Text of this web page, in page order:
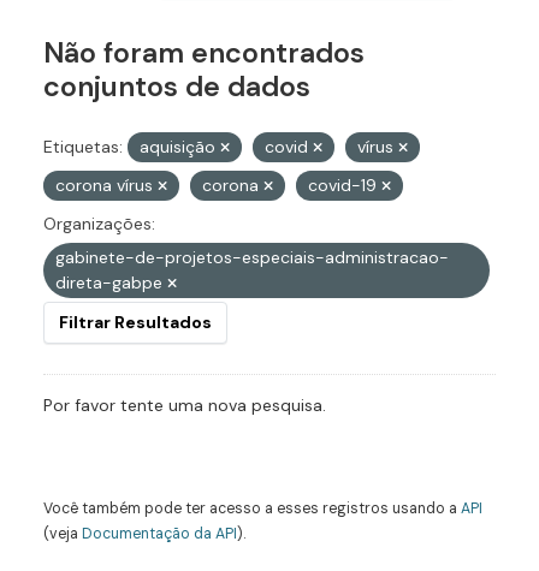
Não foram encontrados
conjuntos de dados
Etiquetas: aquisição covid
vírus
corona vírus
corona
covid-19
Organizações:
gabinete-de-projetos-especiais-administracao-
direta-gabpe
Filtrar Resultados
Por favor tente uma nova pesquisa.
Você também pode ter acesso a esses registros usando a API
(veja Documentação da API).